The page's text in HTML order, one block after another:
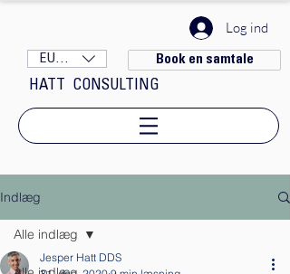
EUR (€)
Log ind
Book en samtale
HATT CONSULTING
Indlæg
Alle indlæg
Jesper Hatt DDS